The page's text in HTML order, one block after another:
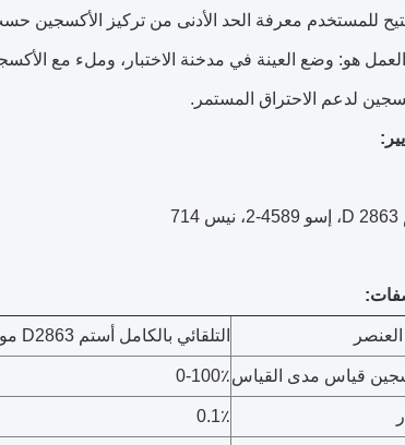
للمستخدم معرفة الحد الأدنى من تركيز الأكسجين
العمل هو: وضع العينة في مدخنة الاختبار، وملء مع
لدعم الاحتراق المستمر.
التلقائي بالكامل أستم D2863 مواد البناء الحد من مؤشر الأكسجين الفاحص
قياس مدى القياس0-100٪
0.1٪